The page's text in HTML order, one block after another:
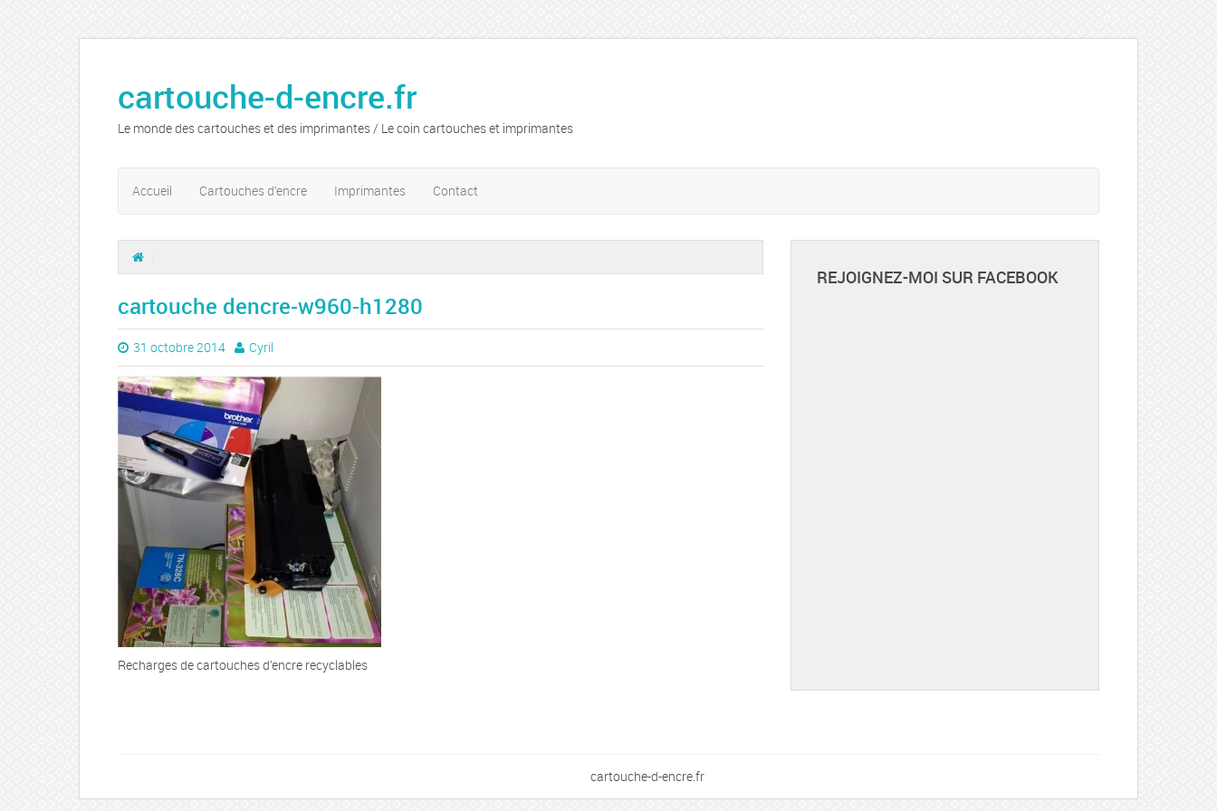
cartouche-d-encre.fr
Le monde des cartouches et des imprimantes / Le coin cartouches et imprimantes
Accueil Cartouches d’encre Imprimantes Contact
cartouche dencre-w960-h1280
31 octobre 2014 Cyril
Recharges de cartouches d’encre recyclables
REJOIGNEZ-MOI SUR FACEBOOK
cartouche-d-encre.fr